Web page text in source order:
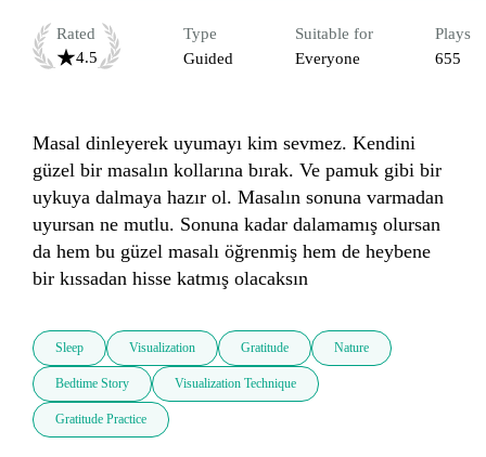
Rated
4.5
Type
Guided
Suitable for
Everyone
Plays
655
Masal dinleyerek uyumayı kim sevmez. Kendini
güzel bir masalın kollarına bırak. Ve pamuk gibi bir
uykuya dalmaya hazır ol. Masalın sonuna varmadan
uyursan ne mutlu. Sonuna kadar dalamamış olursan
da hem bu güzel masalı öğrenmiş hem de heybene
bir kıssadan hisse katmış olacaksın
Sleep Visualization Gratitude Nature
Bedtime Story Visualization Technique
Gratitude Practice